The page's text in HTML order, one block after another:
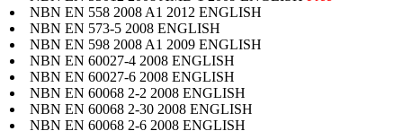
NBN EN 558 2008 A1 2012 ENGLISH
NBN EN 573-5 2008 ENGLISH
NBN EN 598 2008 A1 2009 ENGLISH
NBN EN 60027-4 2008 ENGLISH
NBN EN 60027-6 2008 ENGLISH
NBN EN 60068 2-2 2008 ENGLISH
NBN EN 60068 2-30 2008 ENGLISH
NBN EN 60068 2-6 2008 ENGLISH